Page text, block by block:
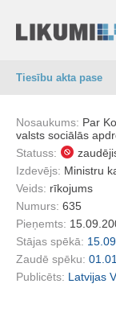
Tiesību akta pase
Nosaukums: Par
valsts sociālās
Statuss:
Izdevējs: Ministru
Veids: rīkojums
Numurs: 635
Pieņemts:
Stājas spēkā:
Zaudē spēku:
Publicēts: Latvijas